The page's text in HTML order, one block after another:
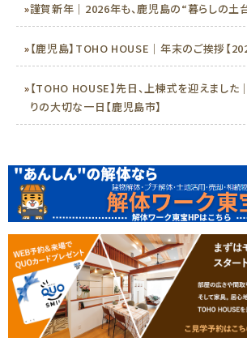
»謹賀新年｜2026年も、鹿児島の“暮らしの土
»【鹿児島】TOHO HOUSE｜年末のご挨拶【
»【TOHO HOUSE】先日、上棟式を迎えました
りの大切な一日【鹿児島市】